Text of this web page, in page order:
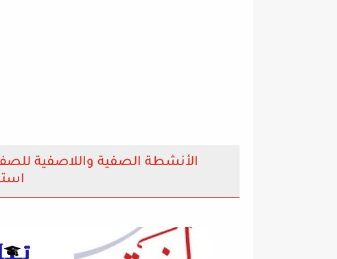
الأنشطة الصفية واللاصفية